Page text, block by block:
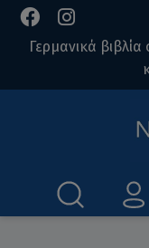
Γερμανικά